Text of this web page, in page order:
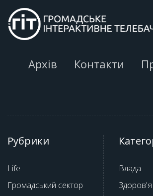
Архів Контакти
Рубрики
Life
Громадський сектор
Влада
Здоров'я